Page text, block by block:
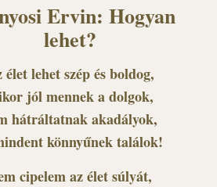
Ervin: Hogyan
lehet?
élet lehet szép és boldog,
jól mennek a dolgok,
hátráltatnak akadályok,
könnyűnek találok!
cipelem az élet súlyát,